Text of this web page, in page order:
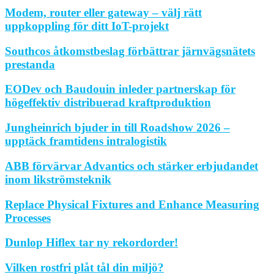
Modem, router eller gateway – välj rätt
uppkoppling för ditt IoT-projekt
Southcos åtkomstbeslag förbättrar järnvägsnätets
prestanda
EODev och Baudouin inleder partnerskap för
högeffektiv distribuerad kraftproduktion
Jungheinrich bjuder in till Roadshow 2026 –
upptäck framtidens intralogistik
ABB förvärvar Advantics och stärker erbjudandet
inom likströmsteknik
Replace Physical Fixtures and Enhance Measuring
Processes
Dunlop Hiflex tar ny rekordorder!
Vilken rostfri plåt tål din miljö?